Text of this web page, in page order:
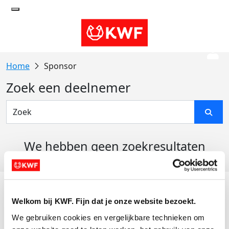
Welkom bij KWF. Fijn dat je onze website bezoekt.
We gebruiken cookies en vergelijkbare technieken om
Sponsor
Zoek een deelnemer
We hebben geen zoekresultaten
Actiematerialen
Evenementen